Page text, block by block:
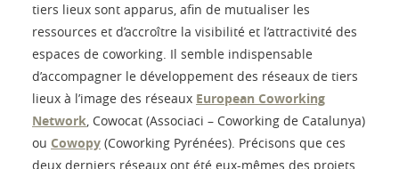
tiers lieux sont apparus, afin de mutualiser les
ressources et d’accroître la visibilité et l’attractivité des
espaces de coworking. Il semble indispensable
d’accompagner le développement des réseaux de tiers
lieux à l’image des réseaux European Coworking
Network, Cowocat (Associaci – Coworking de Catalunya)
ou Cowopy (Coworking Pyrénées). Précisons que ces
deux derniers réseaux ont été eux-mêmes des projets